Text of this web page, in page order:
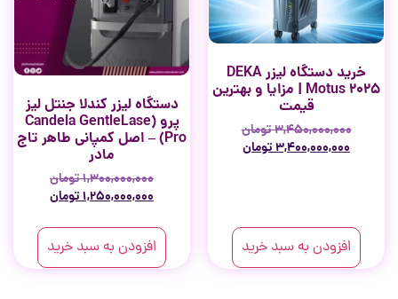
خرید دستگاه لیزر DEKA
Motus 2025 | مزایا و بهترین
قیمت
۳,۴۵۰,۰۰۰,۰۰۰تومان
۳,۴۰۰,۰۰۰,۰۰۰تومان
افزودن به سبد خرید
دستگاه لیزر کندلا جنتل لیز
پرو (Candela GentleLase
Pro) – اصل کمپانی طاهر تاج
مادر
۱,۳۰۰,۰۰۰,۰۰۰تومان
۱,۲۵۰,۰۰۰,۰۰۰تومان
افزودن به سبد خرید